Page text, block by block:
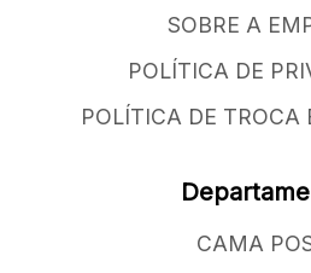
SOBRE A
POLÍTICA DE
POLÍTICA DE TROCA
CAMA